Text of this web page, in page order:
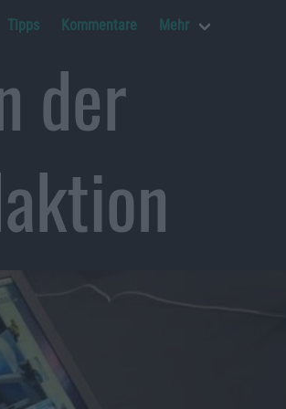
Tipps Kommentare Mehr
der